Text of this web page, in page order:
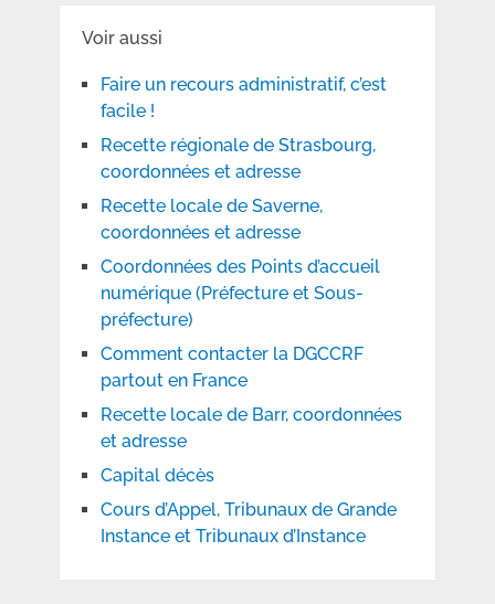
Voir aussi
Faire un recours administratif, c’est
facile !
Recette régionale de Strasbourg,
coordonnées et adresse
Recette locale de Saverne,
coordonnées et adresse
Coordonnées des Points d’accueil
numérique (Préfecture et Sous-
préfecture)
Comment contacter la DGCCRF
partout en France
Recette locale de Barr, coordonnées
et adresse
Capital décès
Cours d’Appel, Tribunaux de Grande
Instance et Tribunaux d’Instance